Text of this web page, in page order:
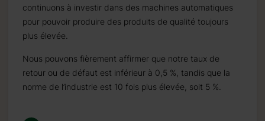
continuons à investir dans des machines automatiques
pour pouvoir produire des produits de qualité toujours
plus élevée.
Nous pouvons fièrement affirmer que notre taux de
retour ou de défaut est inférieur à 0,5 %, tandis que la
norme de l’industrie est 10 fois plus élevée, soit 5 %.